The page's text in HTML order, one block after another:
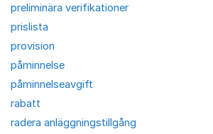
preliminära verifikationer
prislista
provision
påminnelse
påminnelseavgift
rabatt
radera anläggningstillgång